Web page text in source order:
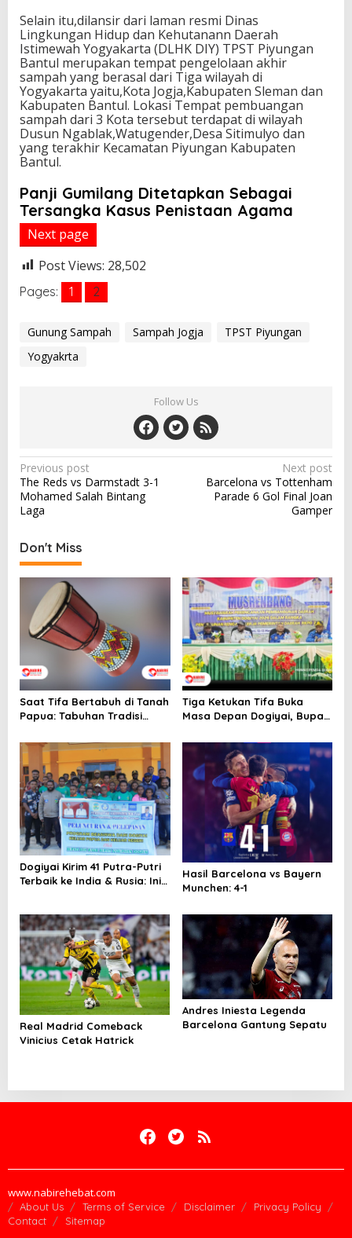
Selain itu,dilansir dari laman resmi Dinas
Lingkungan Hidup dan Kehutanann Daerah
Istimewah Yogyakarta (DLHK DIY) TPST Piyungan
Bantul merupakan tempat pengelolaan akhir
sampah yang berasal dari Tiga wilayah di
Yogyakarta yaitu,Kota Jogja,Kabupaten Sleman dan
Kabupaten Bantul. Lokasi Tempat pembuangan
sampah dari 3 Kota tersebut terdapat di wilayah
Dusun Ngablak,Watugender,Desa Sitimulyo dan
yang terakhir Kecamatan Piyungan Kabupaten
Bantul.
Panji Gumilang Ditetapkan Sebagai
Tersangka Kasus Penistaan Agama
Next page
Post Views: 28,502
Pages: 1 2
Gunung Sampah Sampah Jogja
TPST Piyungan
Yogyakrta
Follow Us
P
o
s
t
n
a
g
a
t
i
n
Previous post
The Reds vs Darmstadt 3-1
Mohamed Salah Bintang
Laga
Next post
Barcelona vs Tottenham
Parade 6 Gol Final Joan
Gamper
Don't Miss
Saat Tifa Bertabuh di Tanah
Papua: Tabuhan Tradisi
dan Kehidupan Sosial
Tiga Ketukan Tifa Buka
Masa Depan Dogiyai, Bupati
Musrenbang 2026
Dogiyai Kirim 41 Putra-Putri
Terbaik ke India & Rusia: Ini
Masa Depan
Hasil Barcelona vs Bayern
Munchen: 4-1
Real Madrid Comeback
Vinicius Cetak Hatrick
Andres Iniesta Legenda
Barcelona Gantung Sepatu
www.nabirehebat.com
About Us Terms of Service Disclaimer
Privacy Policy
Contact
Sitemap